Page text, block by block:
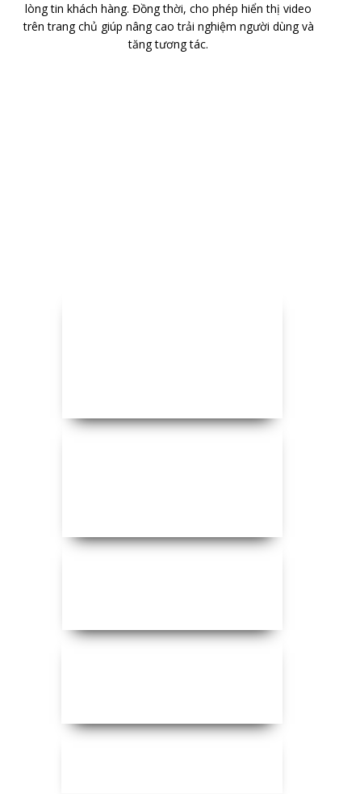
lòng tin khách hàng. Đồng thời, cho phép hiển thị video
trên trang chủ giúp nâng cao trải nghiệm người dùng và
tăng tương tác.